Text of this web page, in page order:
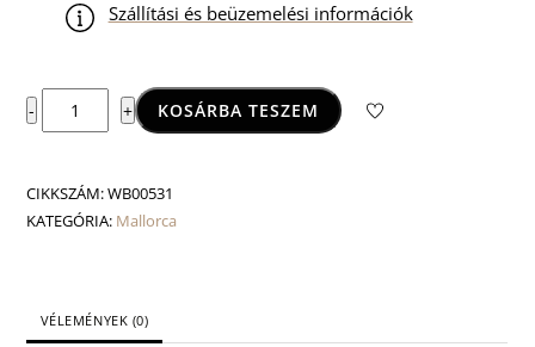
Szállítási és beüzemelési információk
-
Mallorca
függesztett
szekrény
mennyiség
+ KOSÁRBA TESZEM
CIKKSZÁM:WB00531
KATEGÓRIA: Mallorca
VÉLEMÉNYEK (0)